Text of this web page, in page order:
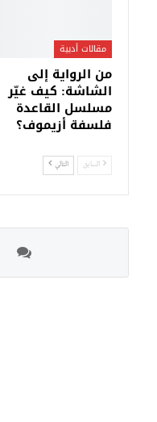
مقالات أدبية
من الرواية إلى
الشاشة: كيف غيّر
مسلسل القاعدة
فلسفة أزيموف؟
السابق التالي